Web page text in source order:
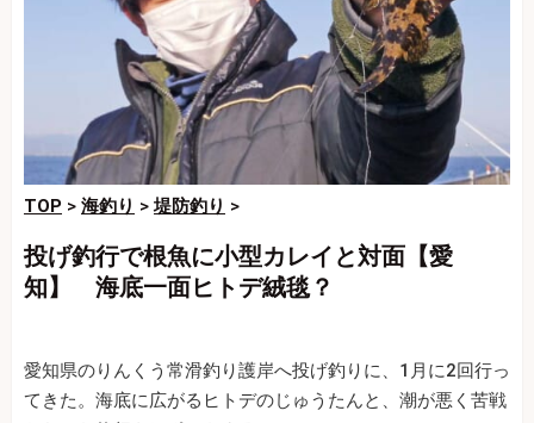
TOP > 海釣り >堤防釣り >
投げ釣行で根魚に小型カレイと対面【愛
知】 海底一面ヒトデ絨毯？
愛知県のりんくう常滑釣り護岸へ投げ釣りに、1月に2回行っ
てきた。海底に広がるヒトデのじゅうたんと、潮が悪く苦戦